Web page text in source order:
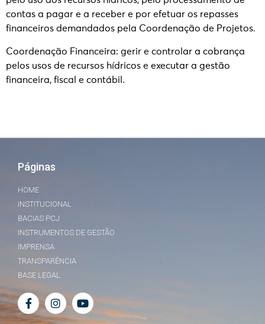
contas a pagar e a receber e por efetuar os repasses
financeiros demandados pela Coordenação de Projetos.
Coordenação Financeira: gerir e controlar a cobrança
pelos usos de recursos hídricos e executar a gestão
financeira, fiscal e contábil.
Páginas
HOME
INSTITUCIONAL
BACIAS PCJ
INSTRUMENTOS DE GESTÃO
IMPRENSA
TRANSPARÊNCIA
BASE LEGAL